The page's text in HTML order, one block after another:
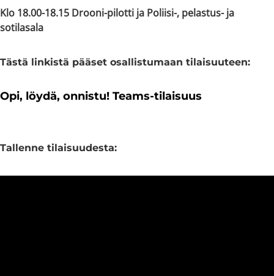
Klo 18.00-18.15 Drooni-pilotti ja Poliisi-, pelastus- ja
sotilasala
Tästä linkistä pääset osallistumaan tilaisuuteen:
Opi, löydä, onnistu! Teams-tilaisuus
Tallenne tilaisuudesta: